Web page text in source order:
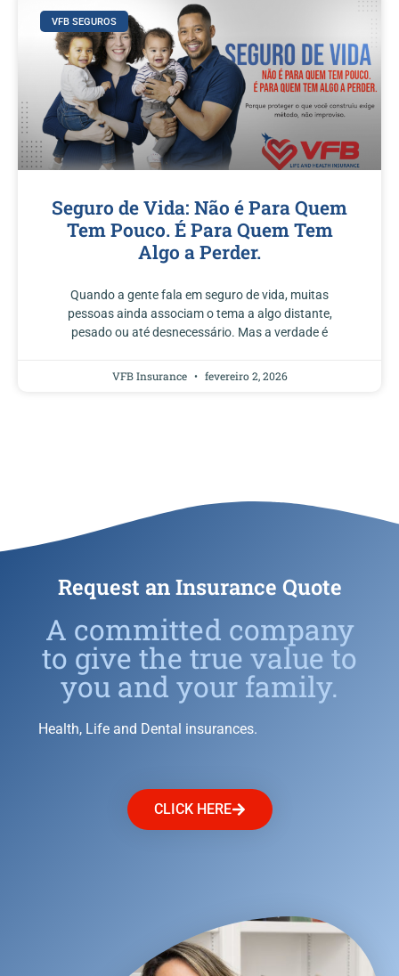
VFB SEGUROS
Seguro de Vida: Não é Para Quem
Tem Pouco. É Para Quem Tem
Algo a Perder.
Quando a gente fala em seguro de vida, muitas
pessoas ainda associam o tema a algo distante,
pesado ou até desnecessário. Mas a verdade é
VFB Insurance fevereiro 2, 2026
Request an Insurance Quote
A committed company
to give the true value to
you and your family.
Health, Life and Dental insurances.
CLICK HERE